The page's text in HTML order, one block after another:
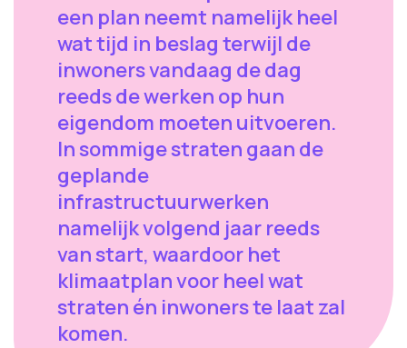
een plan neemt namelijk heel
wat tijd in beslag terwijl de
inwoners vandaag de dag
reeds de werken op hun
eigendom moeten uitvoeren.
In sommige straten gaan de
geplande
infrastructuurwerken
namelijk volgend jaar reeds
van start, waardoor het
klimaatplan voor heel wat
straten én inwoners te laat zal
komen.